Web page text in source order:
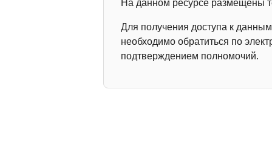
На данном ресурсе размещены
Для получения доступа к
необходимо обратиться по
подтверждением полномочий.